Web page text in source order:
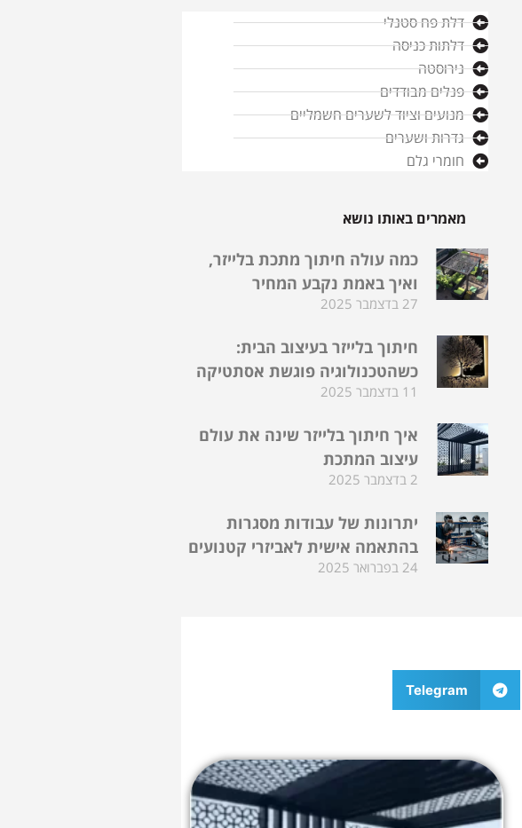
דלת פח סטנלי
דלתות כניסה
נירוסטה
פנלים מבודדים
מנועים וציוד לשערים חשמליים
גדרות ושערים
חומרי גלם
מאמרים באותו נושא
כמה עולה חיתוך מתכת בלייזר,
ואיך באמת נקבע המחיר
27 בדצמבר 2025
חיתוך בלייזר בעיצוב הבית:
כשהטכנולוגיה פוגשת אסתטיקה
11 בדצמבר 2025
איך חיתוך בלייזר שינה את עולם
עיצוב המתכת
2 בדצמבר 2025
יתרונות של עבודות מסגרות
בהתאמה אישית לאביזרי קטנועים
24 בפברואר 2025
Telegram